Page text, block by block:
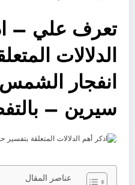
تعرف علي –
الدلالات
انفجار الشمس
سيرين –
عناصر المقال